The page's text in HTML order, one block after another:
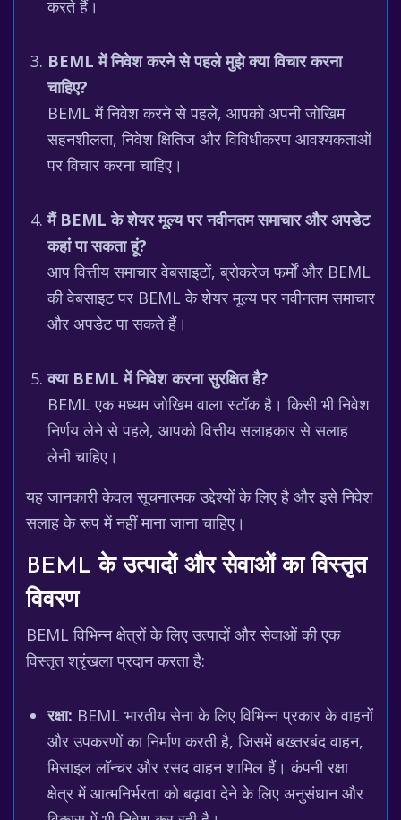
करते हैं।
BEML में निवेश करने से पहले मुझे क्या विचार करना
चाहिए?
BEML में निवेश करने से पहले, आपको अपनी जोखिम
सहनशीलता, निवेश क्षितिज और विविधीकरण आवश्यकताओं
पर विचार करना चाहिए।
मैं BEML के शेयर मूल्य पर नवीनतम समाचार और अपडेट
कहां पा सकता हूं?
आप वित्तीय समाचार वेबसाइटों, ब्रोकरेज फर्मों और BEML
की वेबसाइट पर BEML के शेयर मूल्य पर नवीनतम समाचार
और अपडेट पा सकते हैं।
क्या BEML में निवेश करना सुरक्षित है?
BEML एक मध्यम जोखिम वाला स्टॉक है। किसी भी निवेश
निर्णय लेने से पहले, आपको वित्तीय सलाहकार से सलाह
लेनी चाहिए।
यह जानकारी केवल सूचनात्मक उद्देश्यों के लिए है और इसे निवेश
सलाह के रूप में नहीं माना जाना चाहिए।
BEML के उत्पादों और सेवाओं का विस्तृत
विवरण
BEML विभिन्न क्षेत्रों के लिए उत्पादों और सेवाओं की एक
विस्तृत श्रृंखला प्रदान करता है:
रक्षा: BEML भारतीय सेना के लिए विभिन्न प्रकार के वाहनों
और उपकरणों का निर्माण करती है, जिसमें बख्तरबंद वाहन,
मिसाइल लॉन्चर और रसद वाहन शामिल हैं। कंपनी रक्षा
क्षेत्र में आत्मनिर्भरता को बढ़ावा देने के लिए अनुसंधान और